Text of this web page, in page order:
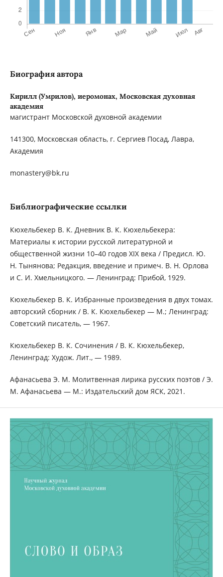
Биография автора
Кирилл (Умрилов), иеромонах, Московская духовная
академия
магистрант Московской духовной академии
141300, Московская область, г. Сергиев Посад, Лавра,
Академия
monastery@bk.ru
Библиографические ссылки
Кюхельбекер В. К. Дневник В. К. Кюхельбекера:
Материалы к истории русской литературной и
общественной жизни 10–40 годов XIX века / Предисл. Ю.
Н. Тынянова; Редакция, введение и примеч. В. Н. Орлова
и С. И. Хмельницкого. — Ленинград: Прибой, 1929.
Кюхельбекер В. К. Избранные произведения в двух томах.
авторский сборник / В. К. Кюхельбекер — М.; Ленинград:
Советский писатель, — 1967.
Кюхельбекер В. К. Сочинения / В. К. Кюхельбекер,
Ленинград: Худож. Лит., — 1989.
Афанасьева Э. М. Молитвенная лирика русских поэтов / Э.
М. Афанасьева — М.: Издательский дом ЯСК, 2021.